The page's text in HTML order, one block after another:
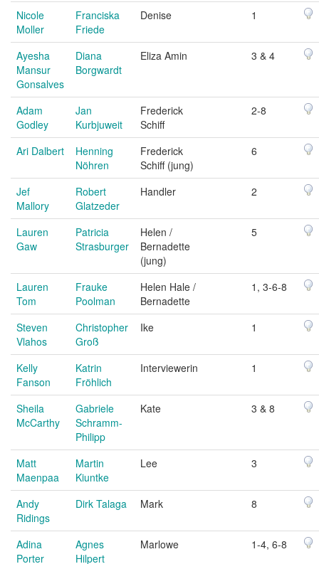
Nicole
Moller
Franciska
Friede
Denise 1
Ayesha
Mansur
Gonsalves
Diana
Borgwardt
Eliza Amin 3 & 4
Adam
Godley
Jan
Kurbjuweit
Frederick
Schiff
2-8
Ari Dalbert
Henning
Nöhren
Frederick
Schiff (jung)
6
Jef
Mallory
Robert
Glatzeder
Handler 2
Lauren
Gaw
Patricia
Strasburger
Helen /
Bernadette
(jung)
5
Lauren
Tom
Frauke
Poolman
Helen Hale /
Bernadette
1, 3-6-8
Steven
Vlahos
Christopher
Groß
Ike 1
Kelly
Fanson
Katrin
Fröhlich
Interviewerin 1
Sheila
McCarthy
Gabriele
Schramm-
Philipp
Kate 3 & 8
Matt
Maenpaa
Martin
Kiuntke
Lee 3
Andy
Ridings
Dirk Talaga Mark 8
Adina
Porter
Agnes
Hilpert
Marlowe 1-4, 6-8